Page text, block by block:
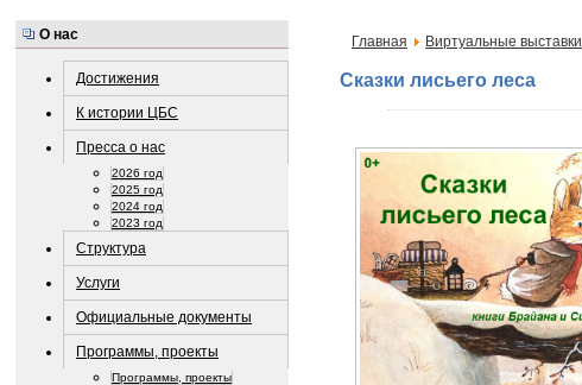
О нас
Достижения
К истории ЦБС
Пресса о нас
2026 год
2025 год
2024 год
2023 год
Структура
Услуги
Официальные документы
Программы, проекты
Программы, проекты
Главная Виртуальные выставки
Сказки лисьего леса